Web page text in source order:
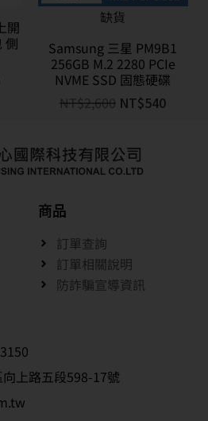
開
側
缺貨
Samsung 三星 PM9B1
256GB M.2 2280 PCIe
NVME SSD 固態硬碟
NT$2,600 NT$540
商品
訂單查詢
訂單相關說明
防詐騙宣導資訊
上路五段598-17號